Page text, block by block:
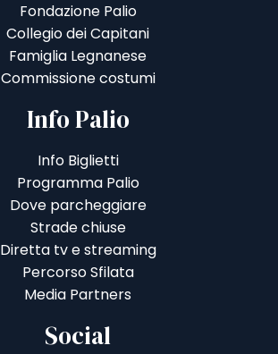
Fondazione Palio
Collegio dei Capitani
Famiglia Legnanese
Commissione costumi
Info Palio
Info Biglietti
Programma Palio
Dove parcheggiare
Strade chiuse
Diretta tv e streaming
Percorso Sfilata
Media Partners
Social